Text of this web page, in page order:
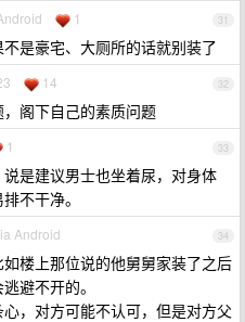
31
1
是豪宅、大厕所的话就别装了
32
14
阁下自己的素质问题
33
1
是建议男士也坐着尿，对身体
不干净。
34
Android
楼上那位说的他舅舅家装了之后
避不开的。
，对方可能不认可，但是对方父